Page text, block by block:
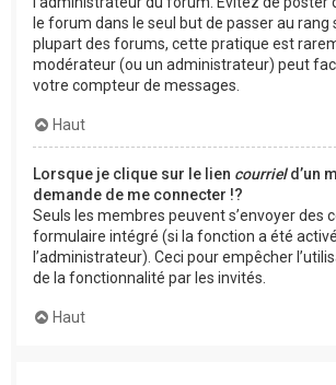
le forum dans le seul but de passer au rang
plupart des forums, cette pratique est
modérateur (ou un administrateur) peut
votre compteur de messages.
Haut
Lorsque je clique sur le lien courrield’un
demande de me connecter !?
Seuls les membres peuvent s’envoyer des
formulaire intégré (si la fonction a été
l’administrateur). Ceci pour empêcher
de la fonctionnalité par les invités.
Haut